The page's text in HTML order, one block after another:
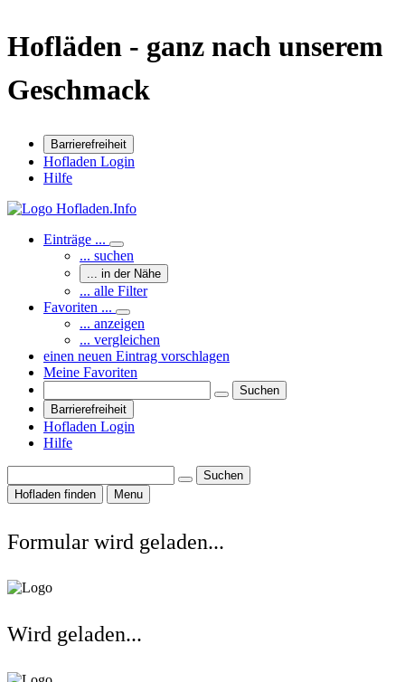
Hofläden - ganz nach unserem
Geschmack
Barrierefreiheit
Hofladen Login
Hilfe
Einträge ...
... suchen
... in der Nähe
... alle Filter
Favoriten ...
... anzeigen
... vergleichen
einen neuen Eintrag vorschlagen
Meine Favoriten
Suchen
Barrierefreiheit
Hofladen Login
Hilfe
Suchen
Hofladen finden
Menu
Formular wird geladen...
Wird geladen...